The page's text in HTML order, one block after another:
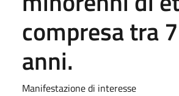
compresa tra
anni.
Manifestazione di interesse